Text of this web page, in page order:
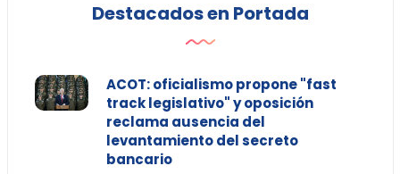
Destacados en Portada
ACOT: oficialismo propone "fast
track legislativo" y oposición
reclama ausencia del
levantamiento del secreto
bancario